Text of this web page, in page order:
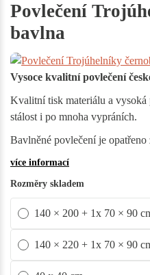
Povlečení
bavlna
Vysoce kvalitní povlečení
Kvalitní tisk materiálu a vysoká
stálost i po mnoha vypráních.
Bavlněné povlečení je
více informací
Rozměry skladem
140 × 200 + 1x 70 × 90
140 × 220 + 1x 70 × 90